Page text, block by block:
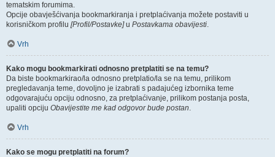
tematskim forumima.
Opcije obavješćivanja bookmarkiranja i pretplaćivanja možete postaviti u
korisničkom profilu [Profil/Postavke]u Postavkama obavijesti.
Vrh
Kako mogu bookmarkirati odnosno pretplatiti se na temu?
Da biste bookmarkirao/la odnosno pretplatio/la se na temu, prilikom
pregledavanja teme, dovoljno je izabrati s padajućeg izbornika teme
odgovarajuću opciju odnosno, za pretplaćivanje, prilikom postanja posta,
upaliti opciju Obavijestite me kad odgovor bude postan.
Vrh
Kako se mogu pretplatiti na forum?